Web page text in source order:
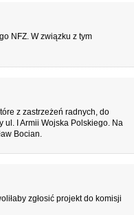
NFZ. W związku z tym
z zastrzeżeń radnych, do
I Armii Wojska Polskiego. Na
Bocian.
zgłosić projekt do komisji